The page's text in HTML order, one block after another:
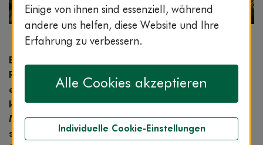
Bildnachweis: © stock.adobe.com / hedgehog94
Ein Apfel am Tag hält den Arzt vom Leib – die
Redewendung kennt wohl jeder. Und auch wenn
es nicht ganz stimmt, so ist der Apfel doch ein
kleines Wunder. Reich an Vitaminen,
Mineralstoffen und Antioxidantien, lecker – und
sortenreich! In unseren Breiten beginnt im
Einige von ihnen sind essenziell, während
andere uns helfen, diese Website und Ihre
Erfahrung zu verbessern.
Alle Cookies akzeptieren
Individuelle Cookie-Einstellungen